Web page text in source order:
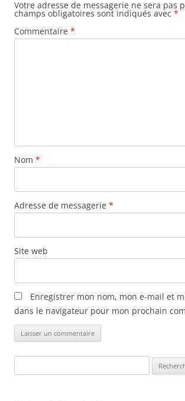
Votre adresse de messagerie ne sera pas
champs obligatoires sont indiqués avec *
Commentaire *
Nom *
Adresse de messagerie *
Site web
Enregistrer mon nom, mon e-mail et
dans le navigateur pour mon prochain